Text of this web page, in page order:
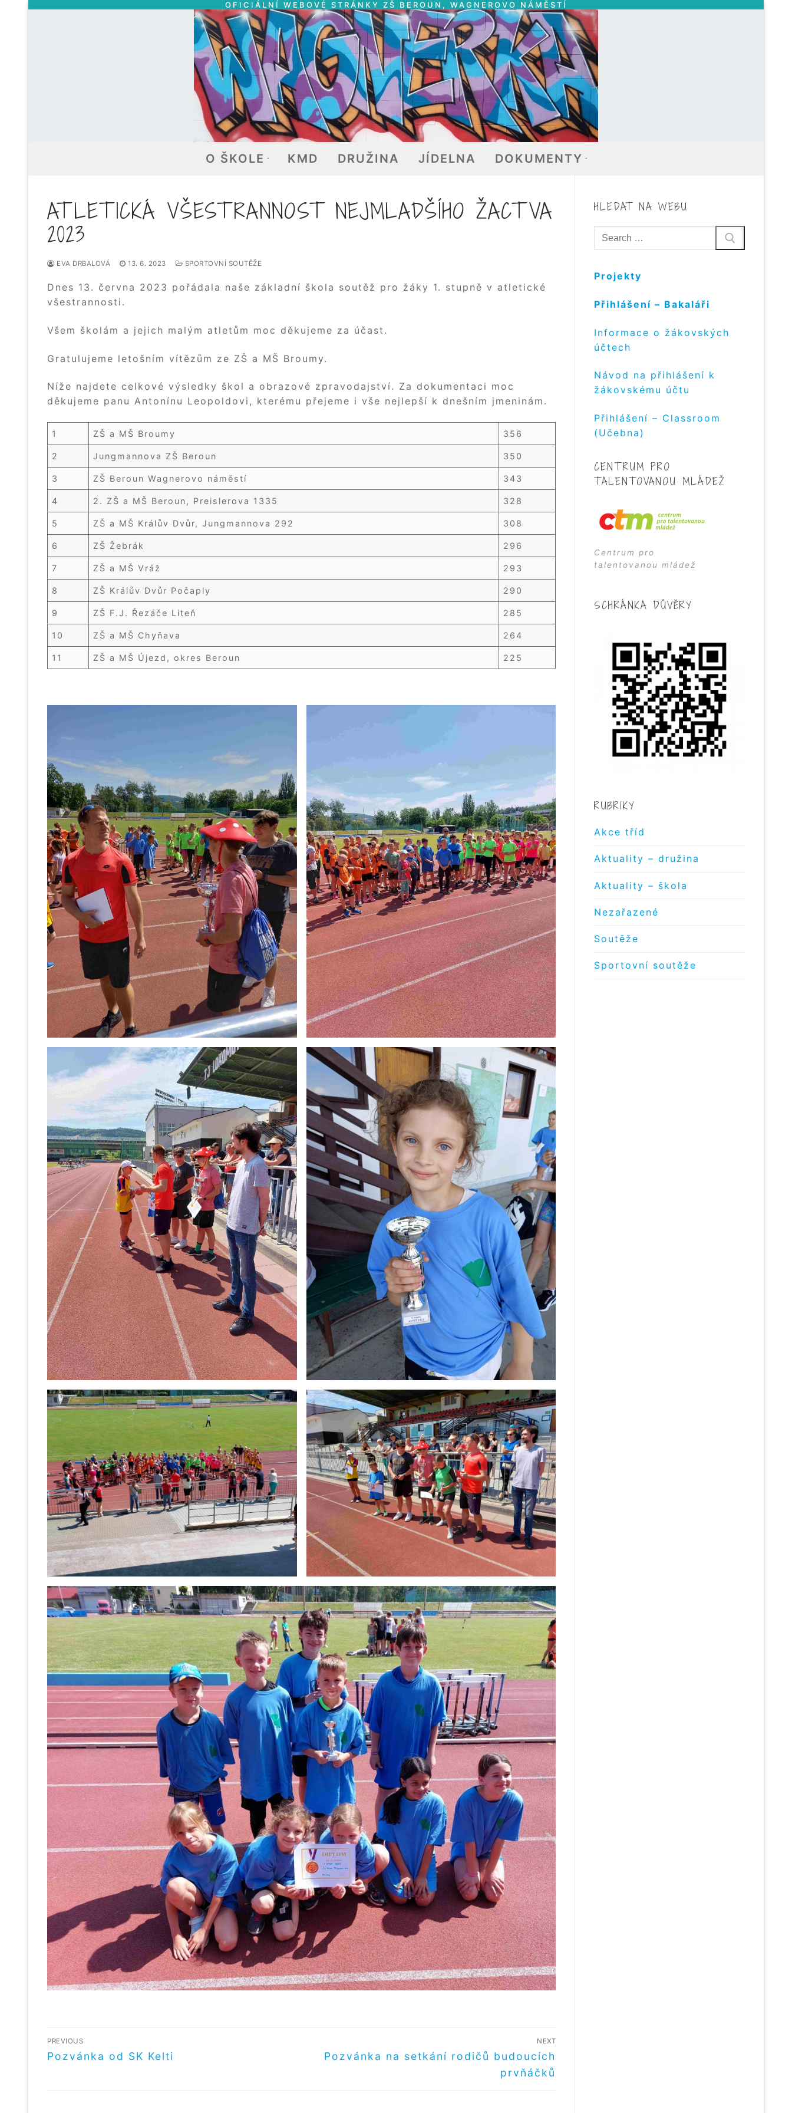
Přeskočit
OFICIÁLNÍ WEBOVÉ STRÁNKY ZŠ BEROUN, WAGNEROVO NÁMĚSTÍ
O ŠKOLE KMD DRUŽINA JÍDELNA DOKUMENTY
ATLETICKÁ VŠESTRANNOST NEJMLADŠÍHO ŽACTVA
2023
EVA DRBALOVÁ 13. 6. 2023 SPORTOVNÍ SOUTĚŽE
Dnes 13. června 2023 pořádala naše základní škola soutěž pro žáky 1. stupně v atletické
všestrannosti.
Všem školám a jejich malým atletům moc děkujeme za účast.
Gratulujeme letošním vítězům ze ZŠ a MŠ Broumy.
Níže najdete celkové výsledky škol a obrazové zpravodajství. Za dokumentaci moc
děkujeme panu Antonínu Leopoldovi, kterému přejeme i vše nejlepší k dnešním jmeninám.
1 ZŠ a MŠ Broumy 356
2 Jungmannova ZŠ Beroun 350
3 ZŠ Beroun Wagnerovo náměstí 343
4 2. ZŠ a MŠ Beroun, Preislerova 1335 328
5 ZŠ a MŠ Králův Dvůr, Jungmannova 292 308
6 ZŠ Žebrák 296
7 ZŠ a MŠ Vráž 293
8 ZŠ Králův Dvůr Počaply 290
9 ZŠ F.J. Řezáče Liteň 285
10 ZŠ a MŠ Chyňava 264
11 ZŠ a MŠ Újezd, okres Beroun 225
NAVIGACE
PRO
PREVIOUS
Předchozí
Pozvánka od SK Kelti
NEXT
Další
Pozvánka na setkání rodičů budoucích
prvňáčků
HLEDAT NA WEBU
Hledat:
Projekty
Přihlášení – Bakaláři
Informace o žákovských
účtech
Návod na přihlášení k
žákovskému účtu
Přihlášení – Classroom
(Učebna)
CENTRUM PRO
TALENTOVANOU MLÁDEŽ
Centrum pro
talentovanou mládež
SCHRÁNKA DŮVĚRY
RUBRIKY
Akce tříd
Aktuality – družina
Aktuality – škola
Nezařazené
Soutěže
Sportovní soutěže